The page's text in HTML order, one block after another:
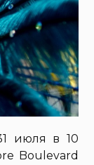
июля в 10
Boulevard